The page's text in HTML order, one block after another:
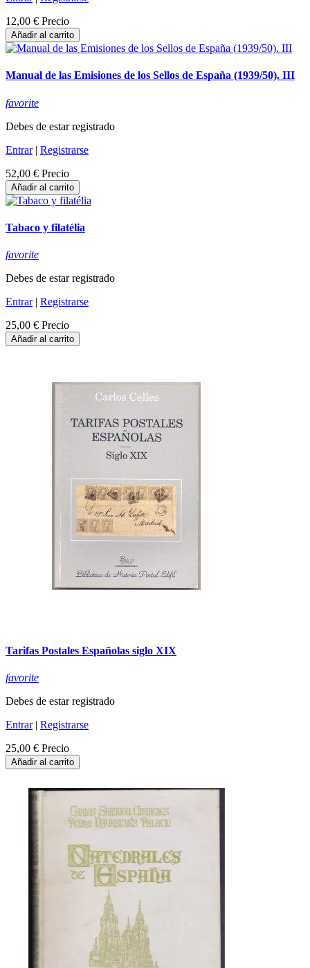
12,00 € Precio
Añadir al carrito
Manual de las Emisiones de los Sellos de España (1939/50). III
favorite
Debes de estar registrado
Entrar| Registrarse
52,00 € Precio
Añadir al carrito
Tabaco y filatélia
favorite
Debes de estar registrado
Entrar| Registrarse
25,00 € Precio
Añadir al carrito
Tarifas Postales Españolas siglo XIX
favorite
Debes de estar registrado
Entrar| Registrarse
25,00 € Precio
Añadir al carrito